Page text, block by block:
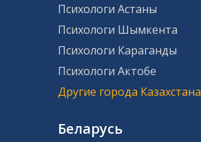
Психологи Астаны
Психологи Шымкента
Психологи Караганды
Психологи Актобе
Другие города Казахстана
Беларусь